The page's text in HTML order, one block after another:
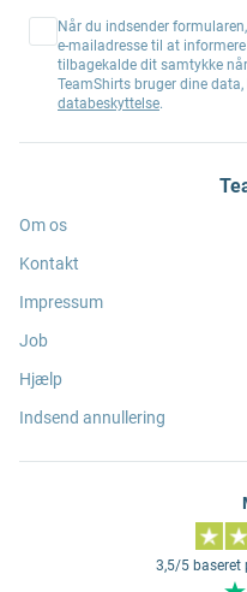
Når du indsender
e-mailadresse til at
tilbagekalde dit samtykke
TeamShirts bruger dine
databeskyttelse.
Om os
Kontakt
Impressum
Job
Hjælp
Indsend annullering
3,5/5 baseret